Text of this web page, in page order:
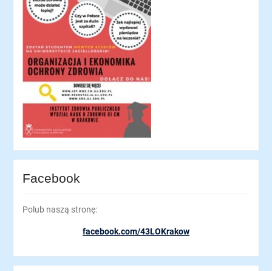
Facebook
Polub naszą stronę:
facebook.com/43LOKrakow